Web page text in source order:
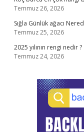
Temmuz 26, 2026
Sığla Günlük ağacı
Temmuz 25, 2026
2025 yılının rengi nedir ?
Temmuz 24, 2026